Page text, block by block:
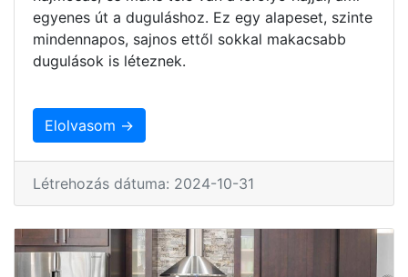
egyenes út a duguláshoz. Ez egy alapeset, szinte
mindennapos, sajnos ettől sokkal makacsabb
dugulások is léteznek.
Elolvasom →
Létrehozás dátuma: 2024-10-31